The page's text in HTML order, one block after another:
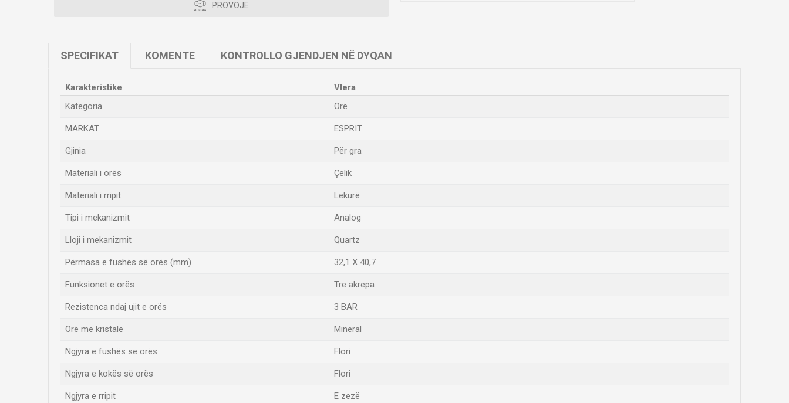
PROVOJE
SPECIFIKAT KOMENTE KONTROLLO GJENDJEN NË DYQAN
Karakteristike
Vlera
Kategoria
Orë
MARKAT ESPRIT
Gjinia Për gra
Materiali i orës Çelik
Materiali i rripit Lëkurë
Tipi i mekanizmit Analog
Lloji i mekanizmit Quartz
Përmasa e fushës së orës (mm) 32,1 X 40,7
Funksionet e orës Tre akrepa
Rezistenca ndaj ujit e orës 3 BAR
Orë me kristale Mineral
Ngjyra e fushës së orës Flori
Ngjyra e kokës së orës Flori
Ngjyra e rripit E zezë